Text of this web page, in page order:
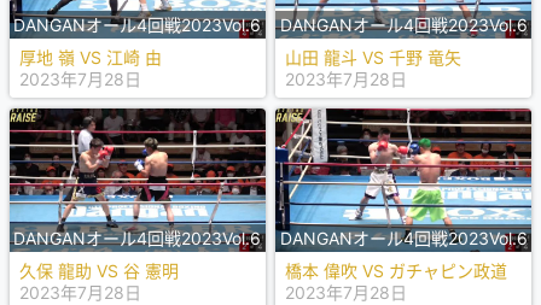
DANGANオール4回戦2023Vol.6
厚地 嶺 VS 江崎 由
2023年7月28日
DANGANオール4回戦2023Vol.6
山田 龍斗 VS 千野 竜矢
2023年7月28日
DANGANオール4回戦2023Vol.6
久保 龍助 VS 谷 憲明
2023年7月28日
DANGANオール4回戦2023Vol.6
橋本 偉吹 VS ガチャピン政道
2023年7月28日